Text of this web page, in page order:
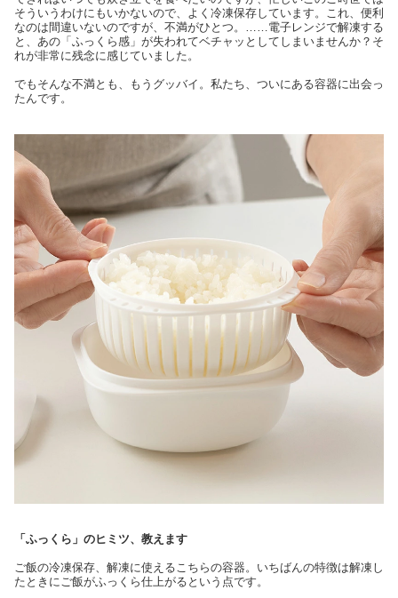
そういうわけにもいかないので、よく冷凍保存しています。これ、便利
なのは間違いないのですが、不満がひとつ。……電子レンジで解凍する
と、あの「ふっくら感」が失われてベチャッとしてしまいませんか？そ
れが非常に残念に感じていました。
でもそんな不満とも、もうグッバイ。私たち、ついにある容器に出会っ
たんです。
「ふっくら」のヒミツ、教えます
ご飯の冷凍保存、解凍に使えるこちらの容器。いちばんの特徴は解凍し
たときにご飯がふっくら仕上がるという点です。